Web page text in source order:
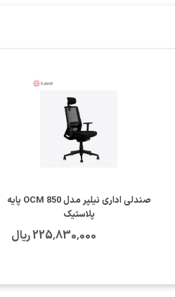
صندلی اداری نیلپر مدل OCM 850 پایه
پلاستیک
225٬830٬000 ریال